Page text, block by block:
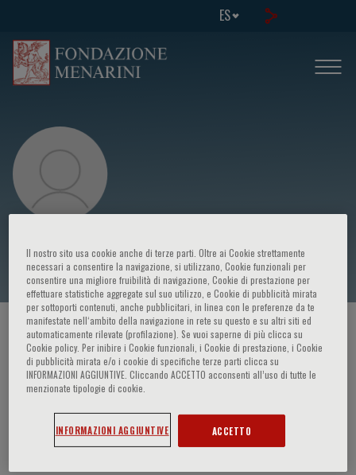
ES
Eline van Dulmen-den Broeder
HOME PAGE / CURSOS Y EVENTOS / ORADOR
Eline van Dulmen-den Broeder
Il nostro sito usa cookie anche di terze parti. Oltre ai Cookie strettamente
necessari a consentire la navigazione, si utilizzano, Cookie funzionali per
consentire una migliore fruibilità di navigazione, Cookie di prestazione per
effettuare statistiche aggregate sul suo utilizzo, e Cookie di pubblicità mirata
per sottoporti contenuti, anche pubblicitari, in linea con le preferenze da te
manifestate nell‘ambito della navigazione in rete su questo e su altri siti ed
automaticamente rilevate (profilazione). Se vuoi saperne di più clicca su
Cookie policy. Per inibire i Cookie funzionali, i Cookie di prestazione, i Cookie
di pubblicità mirata e/o i cookie di specifiche terze parti clicca su
INFORMAZIONI AGGIUNTIVE. Cliccando ACCETTO acconsenti all’uso di tutte le
menzionate tipologie di cookie.
INFORMAZIONI AGGIUNTIVE ACCETTO